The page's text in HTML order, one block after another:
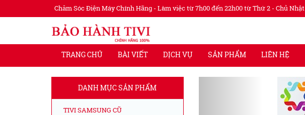
Chăm Sóc Điện Máy Chính Hãng - Làm việc từ 7h00 đến 22h00 từ Thứ 2 - Chủ Nhật
TRANG CHỦ BÀI VIẾT DỊCH VỤ SẢN PHẨM LIÊN HỆ
DANH MỤC SẢN PHẨM
TIVI SAMSUNG CŨ